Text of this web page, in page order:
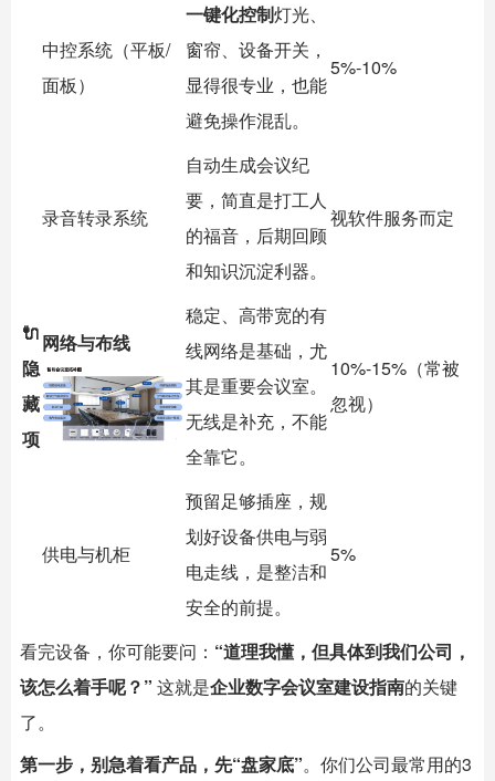
中控系统（平板/
面板）
一键化控制灯光、
窗帘、设备开关，
显得很专业，也能
避免操作混乱。
5%-10%
录音转录系统
自动生成会议纪
要，简直是打工人
的福音，后期回顾
和知识沉淀利器。
视软件服务而定
🔌
隐
藏
项
网络与布线
稳定、高带宽的有
线网络是基础，尤
其是重要会议室。
无线是补充，不能
全靠它。
10%-15%（常被
忽视）
供电与机柜
预留足够插座，规
划好设备供电与弱
电走线，是整洁和
安全的前提。
5%
看完设备，你可能要问： “道理我懂，但具体到我们公司，
该怎么着手呢？” 这就是企业数字会议室建设指南的关键
了。
第一步，别急着看产品，先“盘家底”。你们公司最常用的3